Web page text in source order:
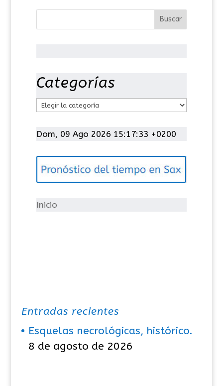
Categorías
t
g
í
Dom, 09 Ago 2026 15:17:34 +0200
Inicio
Entradas recientes
Esquelas necrológicas, histórico.
8 de agosto de 2026